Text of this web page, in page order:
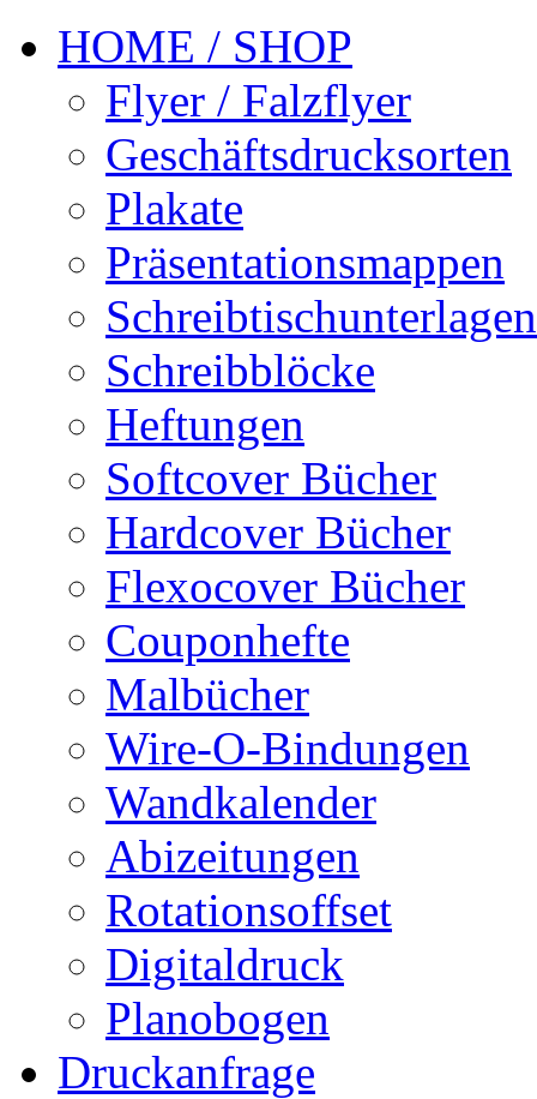
HOME / SHOP
Flyer / Falzflyer
Geschäftsdrucksorten
Plakate
Präsentationsmappen
Schreibtischunterlagen
Schreibblöcke
Heftungen
Softcover Bücher
Hardcover Bücher
Flexocover Bücher
Couponhefte
Malbücher
Wire-O-Bindungen
Wandkalender
Abizeitungen
Rotationsoffset
Digitaldruck
Planobogen
Druckanfrage